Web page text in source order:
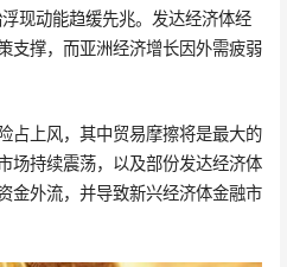
现动能趋缓先兆。发达经济体经
支撑，而亚洲经济增长因外需疲弱
占上风，其中贸易摩擦将是最大的
场持续震荡，以及部份发达经济体
金外流，并导致新兴经济体金融市